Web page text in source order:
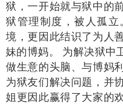
狱，一开始就与狱中的
狱管理制度，被人孤
境，更因此结识了为人
妹的博妈。 为解决狱中
做生意的头脑、与博妈
为狱友们解决问题，并
姐更因此赢得了大家的